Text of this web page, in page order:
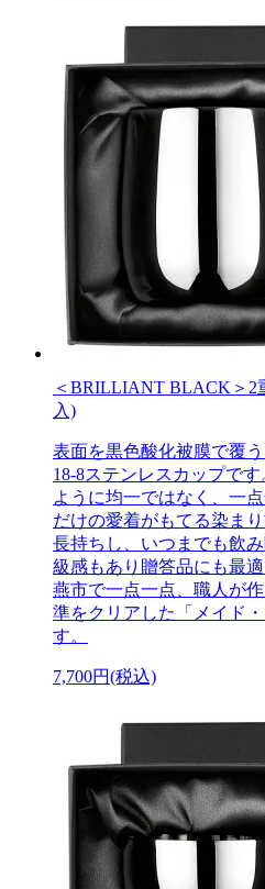
＜BRILLIANT BLACK＞2
入)
表面を黒色酸化被膜で覆
18-8ステンレスカップで
ように均一ではなく、一
だけの愛着がもてる染ま
長持ちし、いつまでも飲
級感もあり贈答品にも最
燕市で一点一点、職人が
準をクリアした「メイド
す。
7,700円(税込)